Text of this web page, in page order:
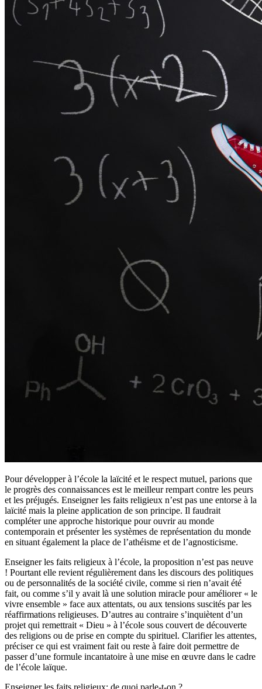
Pour développer à l’école la laïcité et le respect mutuel, parions que
le progrès des connaissances est le meilleur rempart contre les peurs
et les préjugés. Enseigner les faits religieux n’est pas une entorse à la
laïcité mais la pleine application de son principe. Il faudrait
compléter une approche historique pour ouvrir au monde
contemporain et présenter les systèmes de représentation du monde
en situant également la place de l’athéisme et de l’agnosticisme.
Enseigner les faits religieux à l’école, la proposition n’est pas neuve
! Pourtant elle revient régulièrement dans les discours des politiques
ou de personnalités de la société civile, comme si rien n’avait été
fait, ou comme s’il y avait là une solution miracle pour améliorer « le
vivre ensemble » face aux attentats, ou aux tensions suscités par les
réaffirmations religieuses. D’autres au contraire s’inquiètent d’un
projet qui remettrait « Dieu » à l’école sous couvert de découverte
des religions ou de prise en compte du spirituel. Clarifier les attentes,
préciser ce qui est vraiment fait ou reste à faire doit permettre de
passer d’une formule incantatoire à une mise en œuvre dans le cadre
de l’école laïque.
Enseigner les faits religieux: de quoi parle-t-on ?